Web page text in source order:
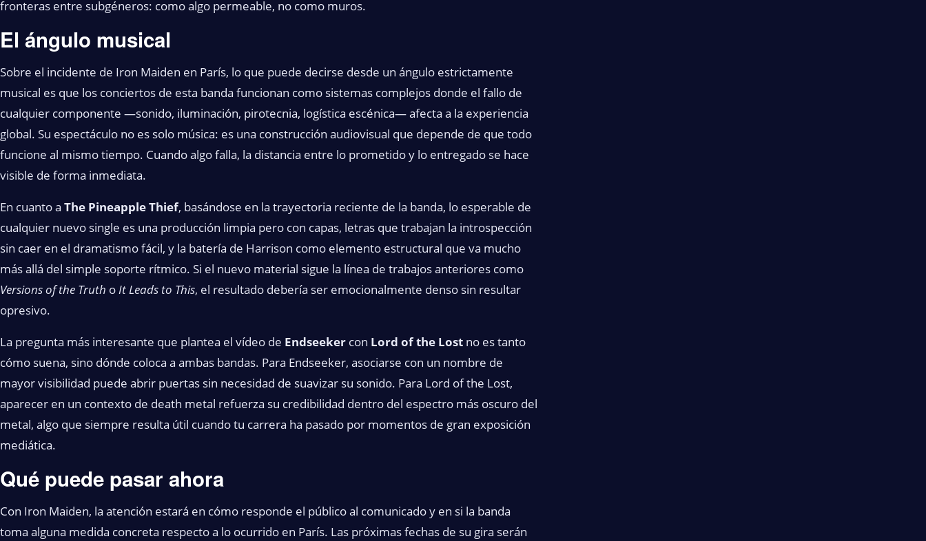
fronteras entre subgéneros: como algo permeable, no como muros.
El ángulo musical
Sobre el incidente de Iron Maiden en París, lo que puede decirse desde un ángulo estrictamente
musical es que los conciertos de esta banda funcionan como sistemas complejos donde el fallo de
cualquier componente —sonido, iluminación, pirotecnia, logística escénica— afecta a la experiencia
global. Su espectáculo no es solo música: es una construcción audiovisual que depende de que todo
funcione al mismo tiempo. Cuando algo falla, la distancia entre lo prometido y lo entregado se hace
visible de forma inmediata.
En cuanto a The Pineapple Thief, basándose en la trayectoria reciente de la banda, lo esperable de
cualquier nuevo single es una producción limpia pero con capas, letras que trabajan la introspección
sin caer en el dramatismo fácil, y la batería de Harrison como elemento estructural que va mucho
más allá del simple soporte rítmico. Si el nuevo material sigue la línea de trabajos anteriores como
Versions of the Truth oIt Leads to This, el resultado debería ser emocionalmente denso sin resultar
opresivo.
La pregunta más interesante que plantea el vídeo de Endseeker con Lord of the Lost no es tanto
cómo suena, sino dónde coloca a ambas bandas. Para Endseeker, asociarse con un nombre de
mayor visibilidad puede abrir puertas sin necesidad de suavizar su sonido. Para Lord of the Lost,
aparecer en un contexto de death metal refuerza su credibilidad dentro del espectro más oscuro del
metal, algo que siempre resulta útil cuando tu carrera ha pasado por momentos de gran exposición
mediática.
Qué puede pasar ahora
Con Iron Maiden, la atención estará en cómo responde el público al comunicado y en si la banda
toma alguna medida concreta respecto a lo ocurrido en París. Las próximas fechas de su gira serán